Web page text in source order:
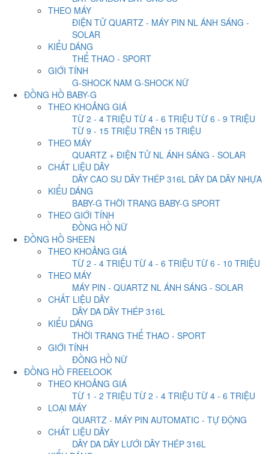
THEO MÁY
ĐIỆN TỬ QUARTZ - MÁY PIN NL ÁNH SÁNG -
SOLAR
KIỂU DÁNG
THỂ THAO - SPORT
GIỚI TÍNH
G-SHOCK NAM G-SHOCK NỮ
ĐỒNG HỒ BABY-G
THEO KHOẢNG GIÁ
TỪ 2 - 4 TRIỆU TỪ 4 - 6 TRIỆU TỪ 6 - 9 TRIỆU
TỪ 9 - 15 TRIỆU TRÊN 15 TRIỆU
THEO MÁY
QUARTZ + ĐIỆN TỬ NL ÁNH SÁNG - SOLAR
CHẤT LIỆU DÂY
DÂY CAO SU DÂY THÉP 316L DÂY DA DÂY NHỰA
KIỂU DÁNG
BABY-G THỜI TRANG BABY-G SPORT
THEO GIỚI TÍNH
ĐỒNG HỒ NỮ
ĐỒNG HỒ SHEEN
THEO KHOẢNG GIÁ
TỪ 2 - 4 TRIỆU TỪ 4 - 6 TRIỆU TỪ 6 - 10 TRIỆU
THEO MÁY
MÁY PIN - QUARTZ NL ÁNH SÁNG - SOLAR
CHẤT LIỆU DÂY
DÂY DA DÂY THÉP 316L
KIỂU DÁNG
THỜI TRANG THỂ THAO - SPORT
GIỚI TÍNH
ĐỒNG HỒ NỮ
ĐỒNG HỒ FREELOOK
THEO KHOẢNG GIÁ
TỪ 1 - 2 TRIỆU TỪ 2 - 4 TRIỆU TỪ 4 - 6 TRIỆU
LOẠI MÁY
QUARTZ - MÁY PIN AUTOMATIC - TỰ ĐỘNG
CHẤT LIỆU DÂY
DÂY DA DÂY LƯỚI DÂY THÉP 316L